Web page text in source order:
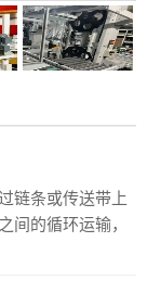
链条或传送带上
间的循环运输，